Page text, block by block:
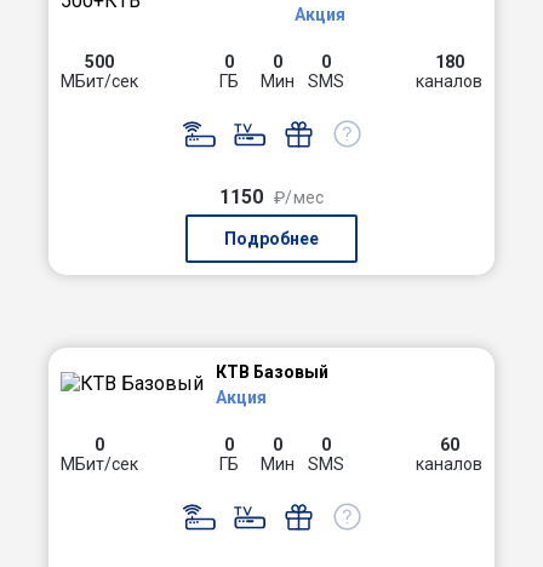
Акция
500
МБит/сек
0
ГБ
0
Мин
0
SMS
180
каналов
1150 ₽/мес
Подробнее
КТВ Базовый
Акция
0
МБит/сек
0
ГБ
0
Мин
0
SMS
60
каналов